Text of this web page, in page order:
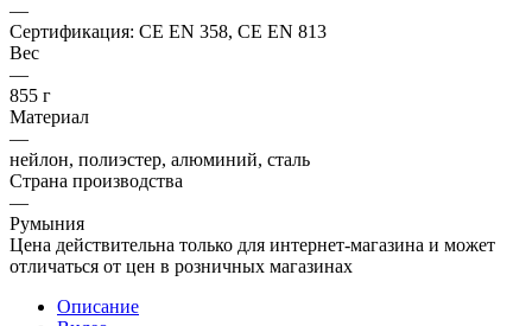
—
Сертификация: CE EN 358, CE EN 813
Вес
—
855 г
Материал
—
нейлон, полиэстер, алюминий, сталь
Страна производства
—
Румыния
Цена действительна только для интернет-магазина и может
отличаться от цен в розничных магазинах
Описание